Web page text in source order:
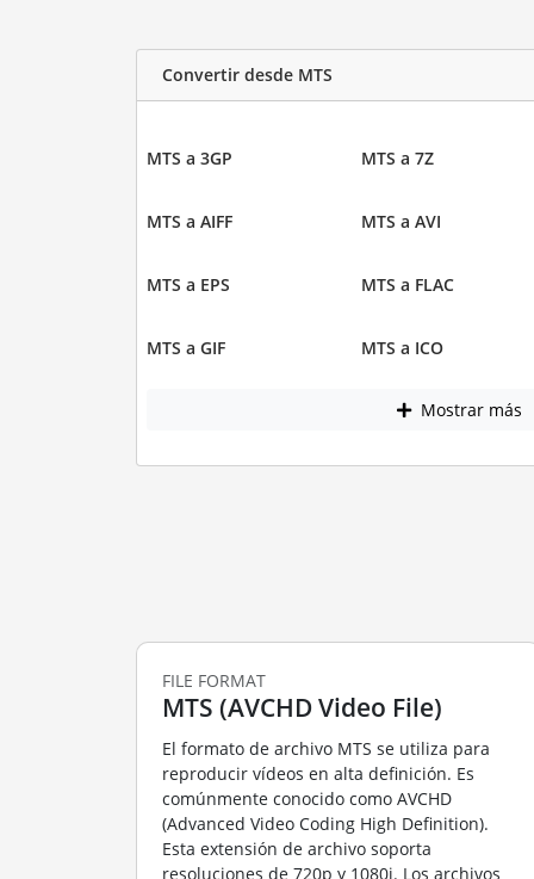
Convertir desde MTS
MTS a 3GP MTS a 7Z
MTS a AIFF MTS a AVI
MTS a EPS MTS a FLAC
MTS a GIF MTS a ICO
Mostrar más
FILE FORMAT
MTS (AVCHD Video File)
El formato de archivo MTS se utiliza para
reproducir vídeos en alta definición. Es
comúnmente conocido como AVCHD
(Advanced Video Coding High Definition).
Esta extensión de archivo soporta
resoluciones de 720p y 1080i. Los archivos